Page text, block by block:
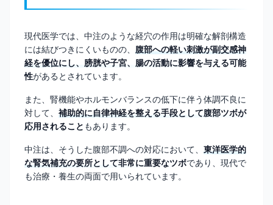
現代医学では、中注のような経穴の作用は明確な解剖構造
には結びつきにくいものの、 腹部への軽い刺激が副交感神
経を優位にし、膀胱や子宮、腸の活動に影響を与える可能
性があるとされています。
また、腎機能やホルモンバランスの低下に伴う体調不良に
対して、 補助的に自律神経を整える手段として腹部ツボが
応用されること もあります。
中注は、そうした腹部不調への対応において、 東洋医学的
な腎気補充の要所として非常に重要なツボであり、現代で
も治療・養生の両面で用いられています。